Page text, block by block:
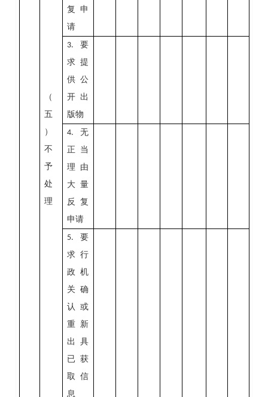
（
五
）
不
予
处
理
复申
请
3. 要
求提
供公
开出
版物
4. 无
正当
理由
大量
反复
申请
5. 要
求行
政机
关确
认或
重新
出具
已获
取信
息